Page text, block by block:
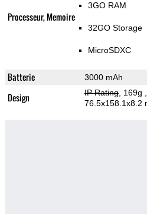
Processeur, Memoire
3GO RAM
32GO Storage
MicroSDXC
Batterie 3000 mAh
Design IP Rating, 169g
76.5x158.1x8.2